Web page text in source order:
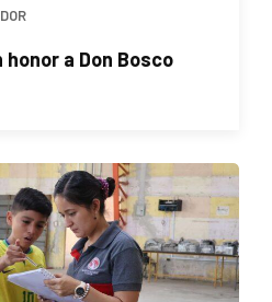
honor a Don Bosco